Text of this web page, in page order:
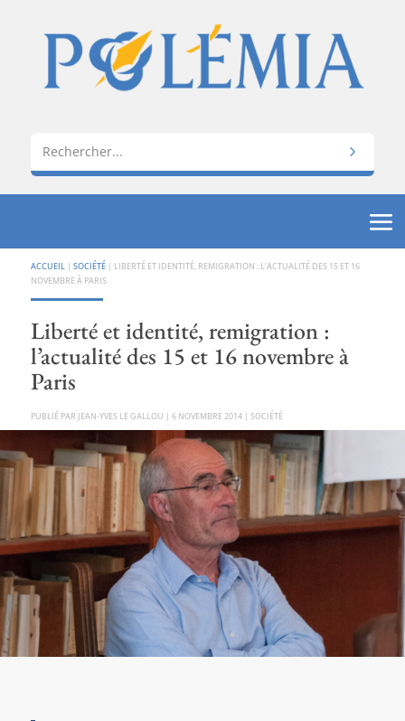
ACCUEIL | SOCIÉTÉ| LIBERTÉ ET IDENTITÉ, REMIGRATION : L’ACTUALITÉ DES 15 ET 16
NOVEMBRE À PARIS
Liberté et identité, remigration :
l’actualité des 15 et 16 novembre à
Paris
PAR JEAN-YVES LE GALLOU | 6 NOVEMBRE 2014| SOCIÉTÉ